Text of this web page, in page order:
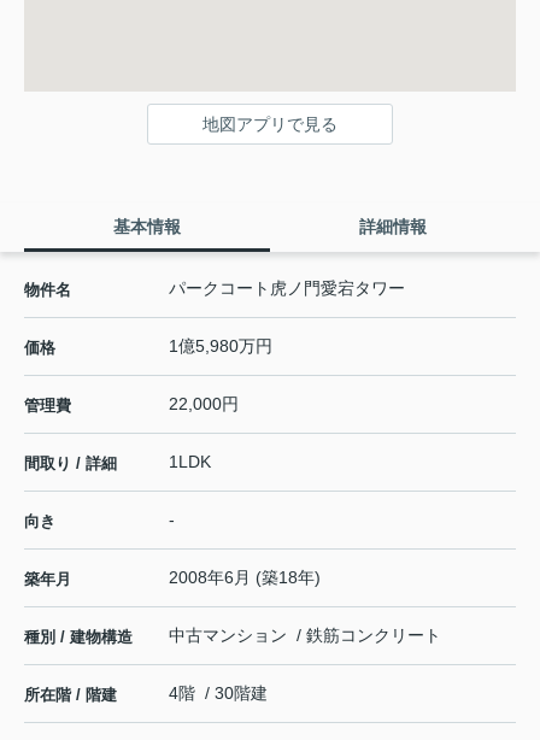
地図アプリで見る
基本情報 詳細情報
物件名 パークコート虎ノ門愛宕タワー
価格 1億5,980万円
管理費 22,000円
間取り / 詳細 1LDK
向き -
築年月 2008年6月 (築18年)
種別 / 建物構造 中古マンション / 鉄筋コンクリート
所在階 / 階建 4階 / 30階建